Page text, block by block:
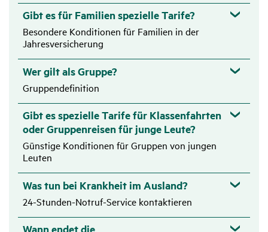
Zutref­
fend
Versor­gung
Zutref­
fend
Schwan­ger­schafts­be­hand­lungen bei Kompli­ka­tionen,
Früh- und Fehl­ge­burt
Zutref­
fend
Schwan­ger­schafts­un­ter­su­chungen (5x) und Entbin­
dungen, wenn die Schwan­ger­schaft während der Reise
eintritt
Gibt es für Familien spezielle Tarife?
Besondere Konditionen für Familien in der
Jahresversicherung
Wer gilt als Gruppe?
Gruppendefinition
Gibt es spezielle Tarife für Klassenfahrten
oder Gruppenreisen für junge Leute?
Günstige Konditionen für Gruppen von jungen
Leuten
Was tun bei Krankheit im Ausland?
24-Stunden-Notruf-Service kontaktieren
Wann endet die